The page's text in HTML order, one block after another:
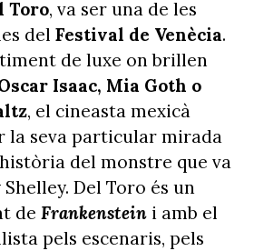
Toro, va ser una de les
del Festival de Venècia.
de luxe on brillen
Isaac, Mia Goth o
, el cineasta mexicà
la seva particular mirada
del monstre que va
Del Toro és un
de Frankensteini amb el
pels escenaris, pels